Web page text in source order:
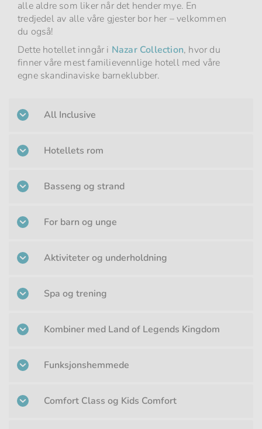
alle aldre som liker når det hender mye. En
tredjedel av alle våre gjester bor her – velkommen
du også!
Dette hotellet inngår i Nazar Collection, hvor du
finner våre mest familievennlige hotell med våre
egne skandinaviske barneklubber.
All Inclusive
Hotellets rom
Basseng og strand
For barn og unge
Aktiviteter og underholdning
Spa og trening
Kombiner med Land of Legends Kingdom
Funksjonshemmede
Comfort Class og Kids Comfort